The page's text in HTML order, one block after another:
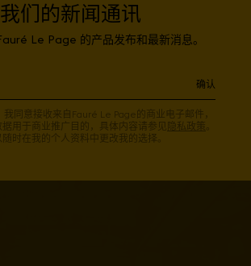
我们的新闻通讯
Le Page 的产品发布和最新消息。
确认
我同意接收来自Fauré Le Page的商业电子邮件，
用于商业推广目的，具体内容请参见 隐私政策
时在我的个人资料中更改我的选择。